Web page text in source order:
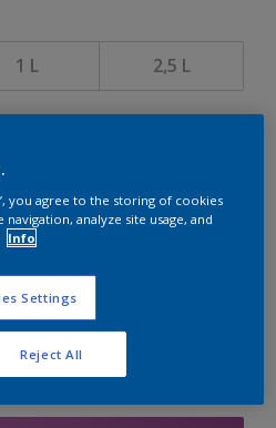
1 L 2,5 L
mogelijk dit product online
in de gaten, we werken
aan te vullen.
you agree to the storing of cookies
analyze site usage, and
Info
Settings
Reject All